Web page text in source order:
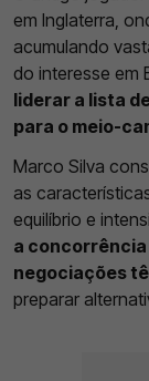
em Inglaterra,
acumulando
do interesse em
liderar a lista
para o meio-
Marco Silva
as
equilíbrio e
a concorrência
negociações
preparar